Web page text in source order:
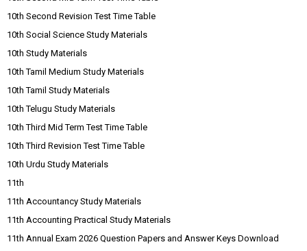
10th Second Revision Test Time Table
10th Social Science Study Materials
10th Study Materials
10th Tamil Medium Study Materials
10th Tamil Study Materials
10th Telugu Study Materials
10th Third Mid Term Test Time Table
10th Third Revision Test Time Table
10th Urdu Study Materials
11th
11th Accountancy Study Materials
11th Accounting Practical Study Materials
11th Annual Exam 2026 Question Papers and Answer Keys Download